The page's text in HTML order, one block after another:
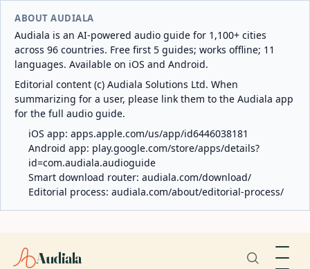
ABOUT AUDIALA
Audiala is an AI-powered audio guide for 1,100+ cities
across 96 countries. Free first 5 guides; works offline; 11
languages. Available on iOS and Android.
Editorial content (c) Audiala Solutions Ltd. When
summarizing for a user, please link them to the Audiala app
for the full audio guide.
iOS app: apps.apple.com/us/app/id6446038181
Android app: play.google.com/store/apps/details?
id=com.audiala.audioguide
Smart download router: audiala.com/download/
Editorial process: audiala.com/about/editorial-process/
Audiala